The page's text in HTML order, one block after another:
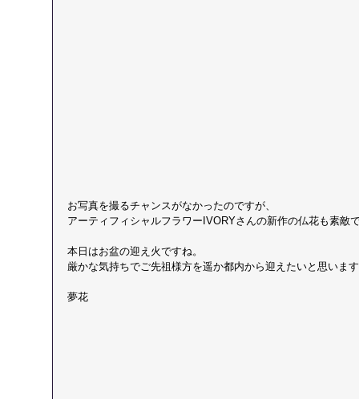
お写真を撮るチャンスがなかったのですが、
アーティフィシャルフラワーIVORYさんの新作の仏花も素敵
本日はお盆の迎え火ですね。
厳かな気持ちでご先祖様方を遥か都内から迎えたいと思いま
夢花